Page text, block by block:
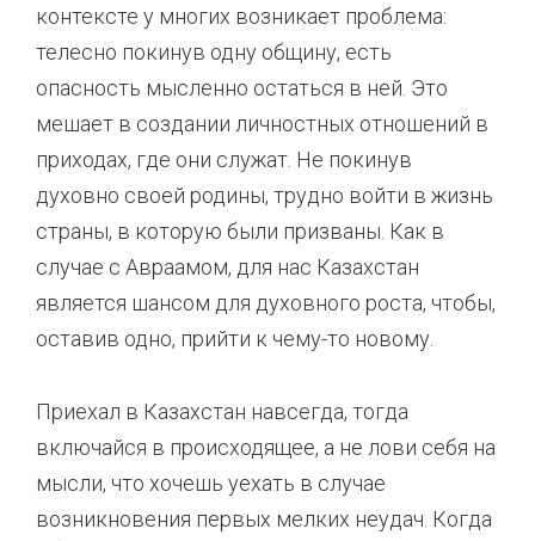
контексте у многих возникает проблема:
телесно покинув одну общину, есть
опасность мысленно остаться в ней. Это
мешает в создании личностных отношений в
приходах, где они служат. Не покинув
духовно своей родины, трудно войти в жизнь
страны, в которую были призваны. Как в
случае с Авраамом, для нас Казахстан
является шансом для духовного роста, чтобы,
оставив одно, прийти к чему-то новому.
Приехал в Казахстан навсегда, тогда
включайся в происходящее, а не лови себя на
мысли, что хочешь уехать в случае
возникновения первых мелких неудач. Когда